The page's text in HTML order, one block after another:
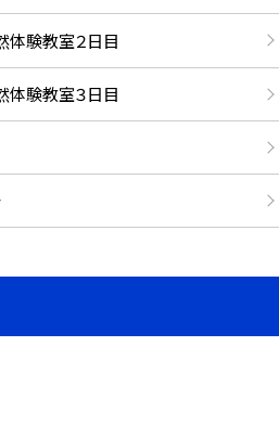
体験教室２日目
体験教室３日目